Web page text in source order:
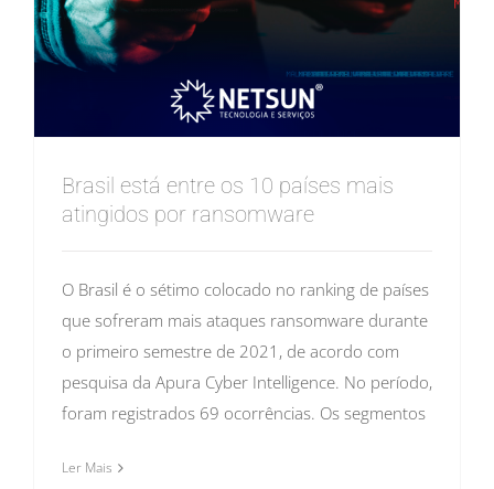
Brasil está entre os 10 países mais
atingidos por ransomware
O Brasil é o sétimo colocado no ranking de países
que sofreram mais ataques ransomware durante
o primeiro semestre de 2021, de acordo com
pesquisa da Apura Cyber Intelligence. No período,
foram registrados 69 ocorrências. Os segmentos
Ler Mais